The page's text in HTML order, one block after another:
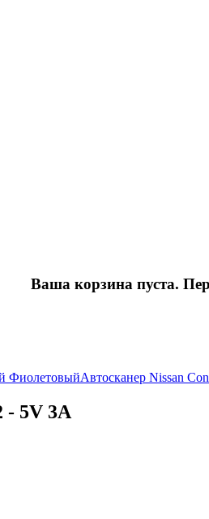
Ваша корзина пуста.
ФиолетовыйАвтосканер Nissan
- 5V 3A